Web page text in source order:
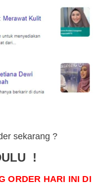
sekarang ?
!
ORDER HARI INI DI